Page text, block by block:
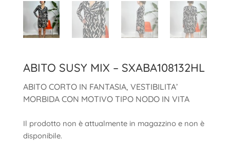
ABITO SUSY MIX – SXABA108132HL
ABITO CORTO IN FANTASIA, VESTIBILITA’
MORBIDA CON MOTIVO TIPO NODO IN VITA
Il prodotto non è attualmente in magazzino e non è
disponibile.